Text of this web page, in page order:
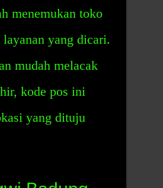
menemukan toko
yang dicari.
mudah melacak
kode pos ini
yang dituju